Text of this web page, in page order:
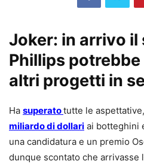
Joker: in arrivo il
Phillips
altri progetti in
Ha superatotutte le
miliardo di dollari ai botteghini
una candidatura e un premio
dunque scontato che arrivasse